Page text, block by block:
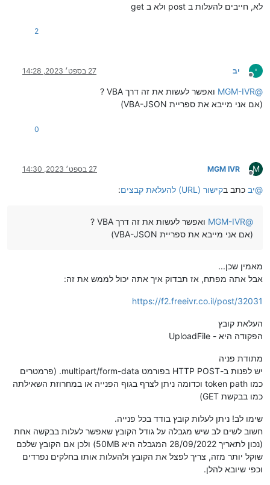
לא, חייבים להעלות ב post ולא ב get
2
י
מנותק
יב 27 בספט׳ 2023, 14:28
@
MGM-IVR ואפשר לעשות את זה דרך VBA ?
(אם אני מייבא את ספריית VBA-JSON)
0
M
מנותק
MGM IVR 27 בספט׳ 2023, 14:30
@יב כתב בקישור (URL) להעלאת קבצים :
@
MGM-IVR ואפשר לעשות את זה דרך VBA ?
(אם אני מייבא את ספריית VBA-JSON)
מאמין שכן...
אבל אתה מפתח, אז תבדוק איך אתה יכול לממש את זה:
https://f2.freeivr.co.il/post/32031
העלאת קובץ
הפקודה היא - UploadFile
מתודת פניה
יש לפנות ב-HTTP POST בפורמט multipart/form-data. (פרמטרים
כמו token path וכדומה ניתן לצרף בגוף הפנייה או במחרוזת השאילתה
כמו בבקשת GET)
שימו לב! ניתן לעלות קובץ בודד בכל פנייה.
חשוב לשים לב שיש מגבלה על גודל הקובץ שאפשר לעלות בבקשה אחת
(נכון לתאריך 28/09/2022 המגבלה היא 50MB) ולכן אם הקובץ שלכם
שוקל יותר מזה, צריך לפצל את הקובץ ולהעלות אותו בחלקים נפרדים
וכפי שיובא להלן.